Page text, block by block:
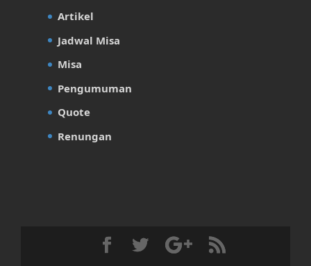
Artikel
Jadwal Misa
Misa
Pengumuman
Quote
Renungan